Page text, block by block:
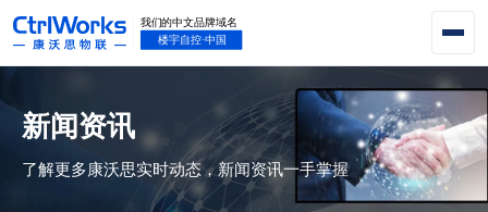
新闻资讯
了解更多康沃思实时动态，新闻资讯一手掌握